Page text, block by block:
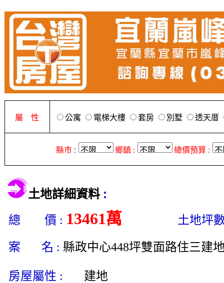
屬 性 公寓 電梯大樓 套房 別墅 透天厝
縣市 : 鄉鎮 : 總價預算 :
土地詳細資料 :
總 價 : 13461萬 土地坪
案 名 : 縣政中心448坪雙面路住三建
房屋屬性 :
建地